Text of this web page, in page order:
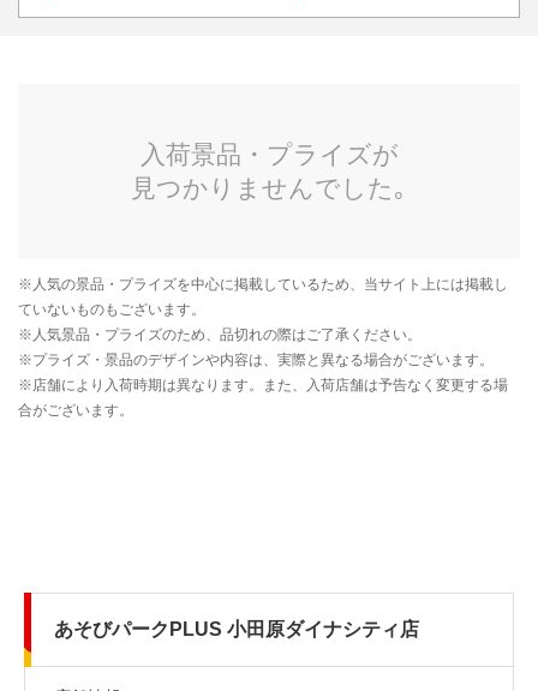
あそびパークPLUS 小田原ダイナシティ店